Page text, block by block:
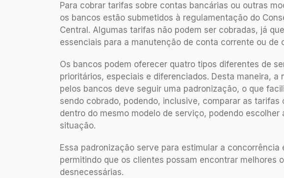
Para cobrar tarifas sobre contas bancárias ou outras
os bancos estão submetidos à regulamentação do
Central. Algumas tarifas não podem ser cobradas, já
essenciais para a manutenção de conta corrente ou de
Os bancos podem oferecer quatro tipos diferentes de
prioritários, especiais e diferenciados. Desta maneira,
pelos bancos deve seguir uma padronização, o que
sendo cobrado, podendo, inclusive, comparar as
dentro do mesmo modelo de serviço, podendo escolher
situação.
Essa padronização serve para estimular a
permitindo que os clientes possam encontrar melhores
desnecessárias.